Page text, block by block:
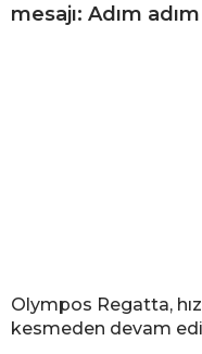
mesajı: Adım
Olympos Regatta, hız
kesmeden devam